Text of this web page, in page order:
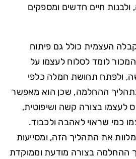
ולבנות חיים חדשים ומספקים
העצמית כולל גם פיתוח
לומד לסלוח לעצמו על
ולפתח תחושת חמלה כלפי
ההחלמה, שכן הוא מאפשר
לעצמו בצורה קשה ושיפוטית,
כמי שראוי לאהבה ולכבוד.
את התהליך הזה, ומסייעות
ההחלמה בצורה מודעת וממוקדת